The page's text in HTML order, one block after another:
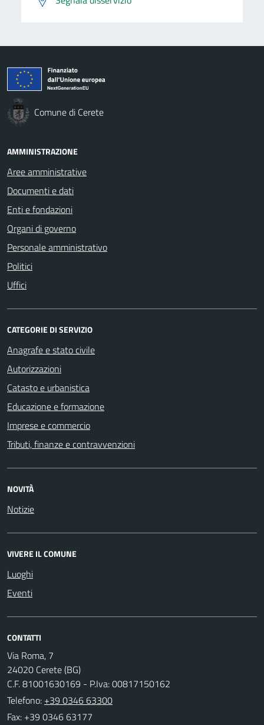
Comune di Cerete
AMMINISTRAZIONE
Aree amministrative
Documenti e dati
Enti e fondazioni
Organi di governo
Personale amministrativo
Politici
Uffici
CATEGORIE DI SERVIZIO
Anagrafe e stato civile
Autorizzazioni
Catasto e urbanistica
Educazione e formazione
Imprese e commercio
Tributi, finanze e contravvenzioni
NOVITÀ
Notizie
VIVERE IL COMUNE
Luoghi
Eventi
CONTATTI
Via Roma, 7
24020 Cerete (BG)
C.F. 81001630169 - P.Iva: 00817150162
Telefono: +39 0346 63300
Fax: +39 0346 63177